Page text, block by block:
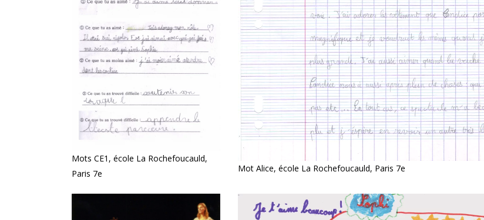
Mots CE1, école La Rochefoucauld,
Paris 7e
Mot Alice, école La Rochefoucauld, Paris 7e